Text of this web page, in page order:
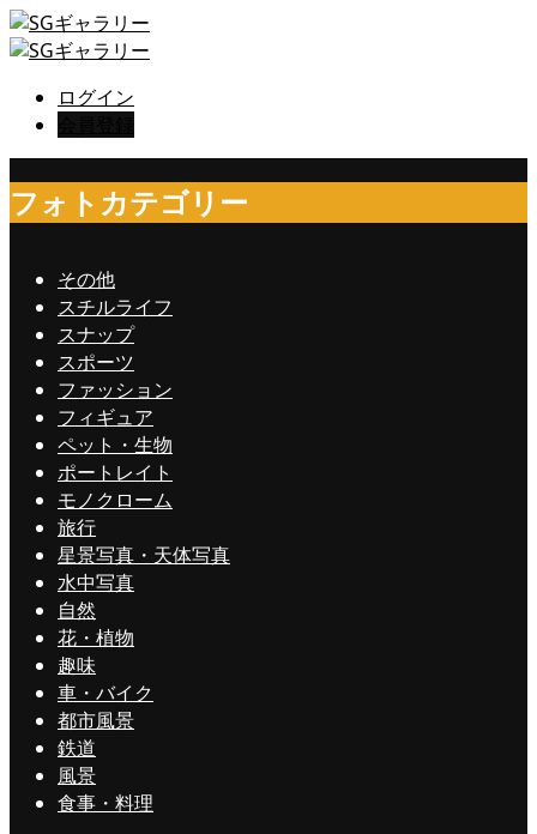
ログイン
フォトカテゴリー
その他
スチルライフ
スナップ
スポーツ
ファッション
フィギュア
ペット・生物
ポートレイト
モノクローム
旅行
星景写真・天体写真
水中写真
自然
花・植物
趣味
車・バイク
都市風景
鉄道
風景
食事・料理